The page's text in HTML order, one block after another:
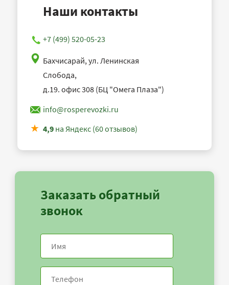
Наши контакты
+7 (499) 520-05-23
Бахчисарай, ул. Ленинская
Слобода,
д.19. офис 308 (БЦ "Омега Плаза")
info@rosperevozki.ru
4,9 на Яндекс (60 отзывов)
Заказать обратный
звонок